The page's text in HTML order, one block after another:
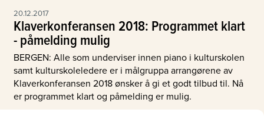
20.12.2017
Klaverkonferansen 2018: Programmet klart
- påmelding mulig
BERGEN: Alle som underviser innen piano i kulturskolen
samt kulturskoleledere er i målgruppa arrangørene av
Klaverkonferansen 2018 ønsker å gi et godt tilbud til. Nå
er programmet klart og påmelding er mulig.